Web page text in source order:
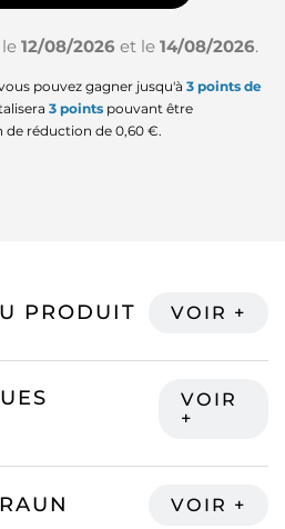
12/08/2026 et le 14/08/2026.
pouvez gagner jusqu'à 3 points de
3 points pouvant être
de réduction de 0,60 €.
PRODUIT